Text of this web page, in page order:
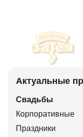
Актуальные
Свадьбы
Корпоративные
Праздники